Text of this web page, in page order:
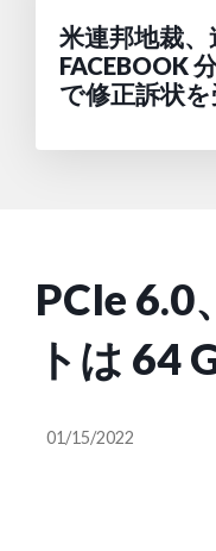
米連邦地裁
FACEBOOK
で修正訴状を
PCIe 6.0
トは 64
01/15/2022